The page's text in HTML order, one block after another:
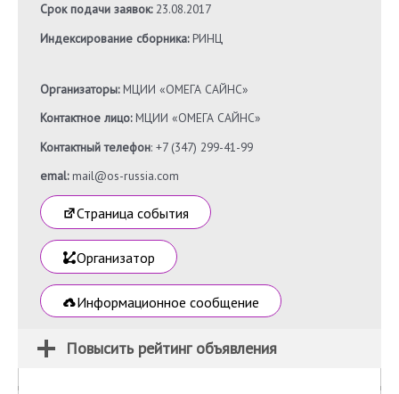
Срок подачи заявок:23.08.2017
Индексирование сборника:РИНЦ
Организаторы:МЦИИ «ОМЕГА САЙНС»
Контактное лицо:МЦИИ «ОМЕГА САЙНС»
Контактный телефон: +7 (347) 299-41-99
emal:mail@os-russia.com
Страница события
Организатор
Информационное сообщение
Повысить рейтинг объявления